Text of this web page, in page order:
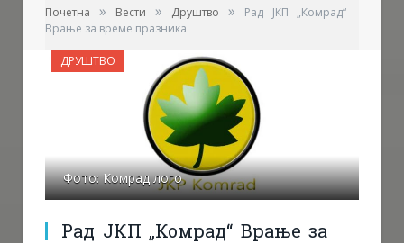
Почетна » Вести » Друштво »
Рад ЈКП „Комрад“
Врање за време празника
Фото: Комрад лого
Рад ЈКП „Комрад“ Врање за
ДРУШТВО